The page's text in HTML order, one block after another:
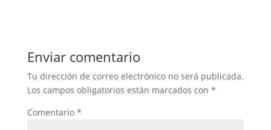
Enviar comentario
Tu dirección de correo electrónico no será publicada.
Los campos obligatorios están marcados con *
Comentario *